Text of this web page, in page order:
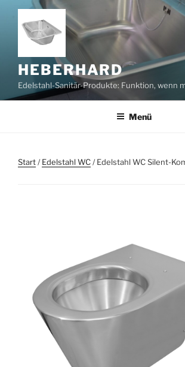
Zum
Inhalt
springen
HEBERHARD
Edelstahl-Sanitär-Produkte: Funktion, wenn
Menü
Start/Edelstahl WC/ Edelstahl WC Silent-